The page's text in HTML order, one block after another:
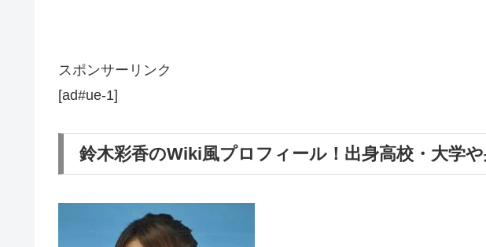
スポンサーリンク
[ad#ue-1]
鈴木彩香のWiki風プロフィール！出身高校・大学